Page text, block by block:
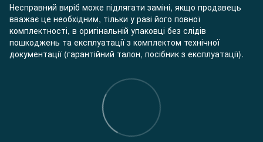
Несправний виріб може підлягати заміні, якщо продавець
вважає це необхідним, тільки у разі його повної
комплектності, в оригінальній упаковці без слідів
пошкоджень та експлуатації з комплектом технічної
документації (гарантійний талон, посібник з експлуатації).